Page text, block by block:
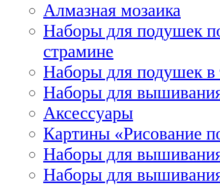
Алмазная мозаика
Наборы для подушек
страмине
Наборы для подушек в
Наборы для
Аксессуары
Картины «Рисование
Наборы для
Наборы для